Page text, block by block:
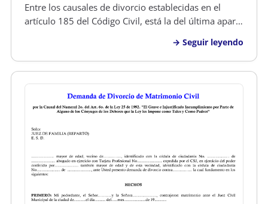
Entre los causales de divorcio establecidas en el
artículo 185 del Código Civil, está la del última aparte
voluntaria o no contenciosa, que dice,...También se
podrá declarar el divorcio por…
Seguir leyendo